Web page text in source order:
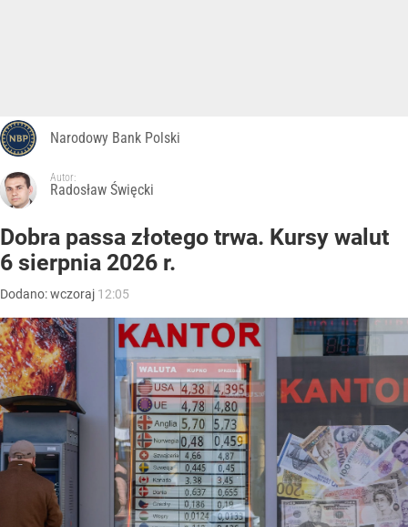
Narodowy Bank Polski
Autor:
Radosław Święcki
Dobra passa złotego trwa. Kursy walut
6 sierpnia 2026 r.
Dodano:wczoraj 12:05